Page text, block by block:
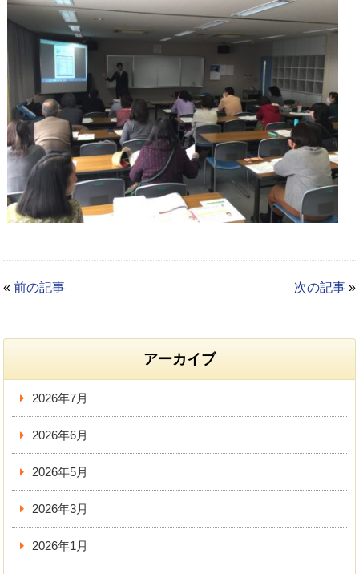
«前の記事 次の記事»
アーカイブ
2026年7月
2026年6月
2026年5月
2026年3月
2026年1月